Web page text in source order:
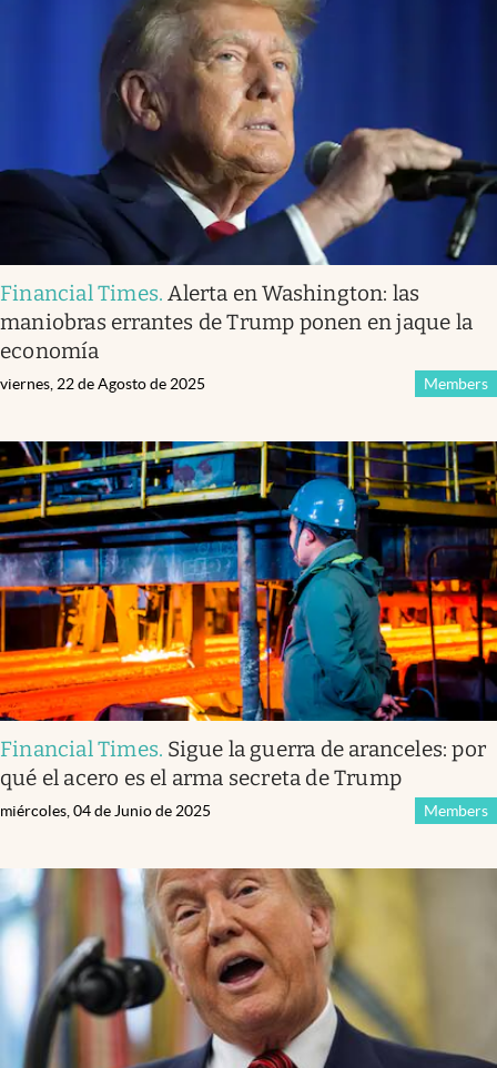
Financial Times.Alerta en Washington: las
maniobras errantes de Trump ponen en jaque la
economía
Members
viernes, 22 de Agosto de 2025
Financial Times. Sigue la guerra de aranceles: por
qué el acero es el arma secreta de Trump
Members
miércoles, 04 de Junio de 2025